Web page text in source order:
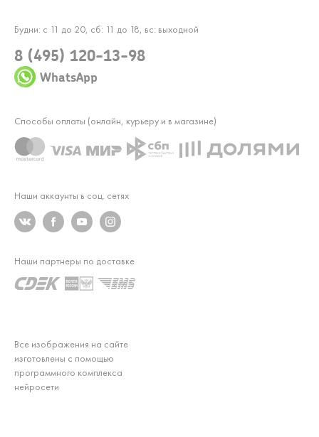
Будни: с 11 до 20, сб: 11 до 18, вс: выходной
8 (495) 120-13-98
WhatsApp
Наши аккаунты в соц. сетях
Все изображения на сайте
изготовлены с помощью
программного комплекса
нейросети
Способы оплаты (онлайн, курьеру и в магазине)
Наши партнеры по доставке